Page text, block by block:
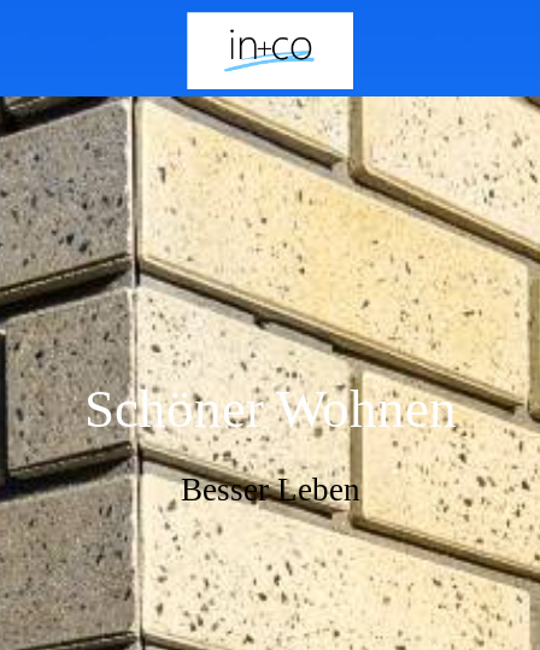
Schöner Wohnen
Besser Leben